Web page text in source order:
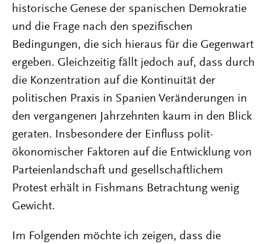
historische Genese der spanischen Demokratie
und die Frage nach den spezifischen
Bedingungen, die sich hieraus für die Gegenwart
ergeben. Gleichzeitig fällt jedoch auf, dass durch
die Konzentration auf die Kontinuität der
politischen Praxis in Spanien Veränderungen in
den vergangenen Jahrzehnten kaum in den Blick
geraten. Insbesondere der Einfluss polit-
ökonomischer Faktoren auf die Entwicklung von
Parteienlandschaft und gesellschaftlichem
Protest erhält in Fishmans Betrachtung wenig
Gewicht.
Im Folgenden möchte ich zeigen, dass die